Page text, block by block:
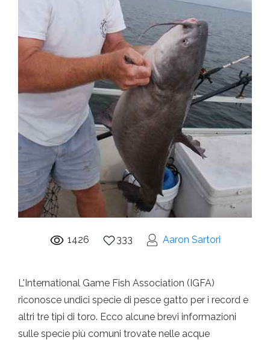
1426 333 Aaron Sartori
L'International Game Fish Association (IGFA)
riconosce undici specie di pesce gatto per i record e
altri tre tipi di toro. Ecco alcune brevi informazioni
sulle specie più comuni trovate nelle acque